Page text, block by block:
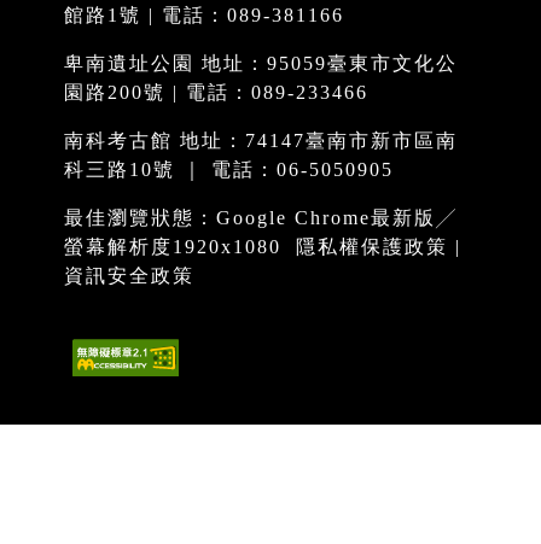
館路1號 | 電話：089-381166
卑南遺址公園 地址：95059臺東市文化公
園路200號 | 電話：089-233466
南科考古館 地址：74147臺南市新市區南
科三路10號 ｜ 電話：06-5050905
最佳瀏覽狀態：Google Chrome最新版╱
螢幕解析度1920x1080
隱私權保護政策 |
資訊安全政策